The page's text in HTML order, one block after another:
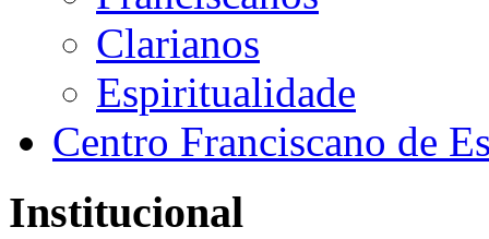
Clarianos
Espiritualidade
Centro Franciscano de
Institucional